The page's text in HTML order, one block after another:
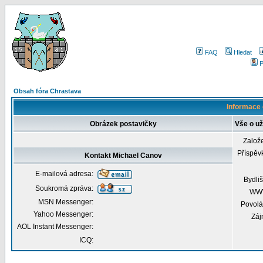
FAQ
Hledat
Obsah fóra Chrastava
Obrázek postavičky Vše o
Kontakt Michael Canov
E-mailová adresa:
Soukromá zpráva:
MSN Messenger:
Yahoo Messenger:
AOL Instant Messenger:
ICQ: